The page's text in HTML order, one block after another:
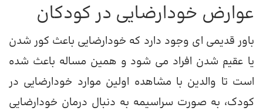
عوارض خودارضایی در کودکان
باور قدیمی ای وجود دارد که خودارضایی باعث کور شدن
یا عقیم شدن افراد می شود و همین مساله باعث شده
است تا والدین با مشاهده اولین موارد خودارضایی در
کودک، به صورت سراسیمه به دنبال درمان خودارضایی